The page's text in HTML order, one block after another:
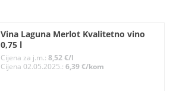
Vina Laguna Merlot Kvalitetno vino
0,75 l
Cijena za j.m.: 8,52 €/l
Cijena 02.05.2025.: 6,39 €/kom